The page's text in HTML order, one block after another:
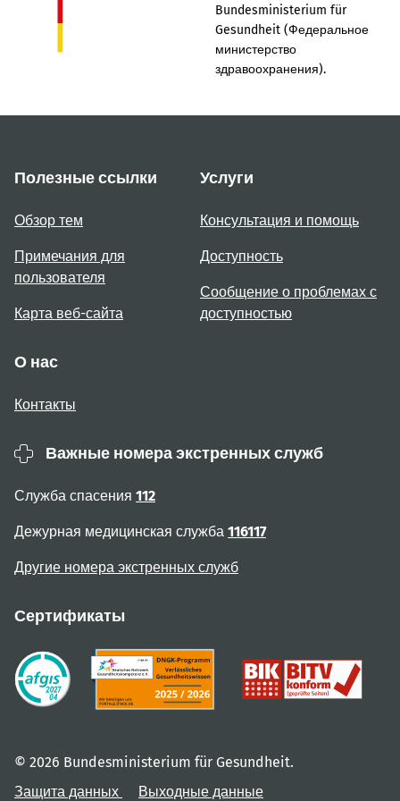
Bundesministerium für
Gesundheit (Федеральное
министерство
здравоохранения).
Полезные ссылки
Обзор тем
Примечания для
пользователя
Карта веб-сайта
Услуги
Консультация и помощь
Доступность
Сообщение о проблемах с
доступностью
О нас
Контакты
Важные номера экстренных служб
Служба спасения 112
Дежурная медицинская служба 116117
Другие номера экстренных служб
Сертификаты
© 2026 Bundesministerium für Gesundheit.
Защита данных
Выходные данные